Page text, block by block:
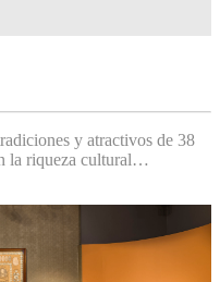
y atractivos de 38
la riqueza cultural…